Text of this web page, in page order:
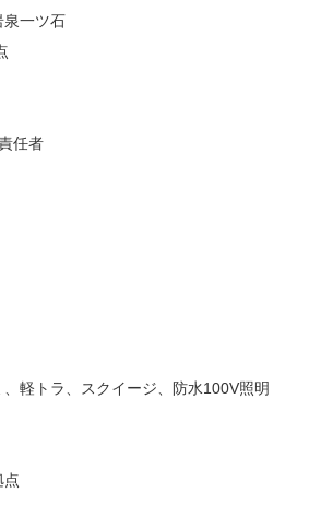
泉一ツ石
任者
軽トラ、スクイージ、防水100V照明
点